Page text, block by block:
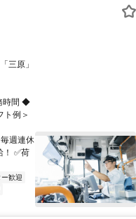
三原」
時間 ◆
例＞
週連休
！ ✅荷
歓迎